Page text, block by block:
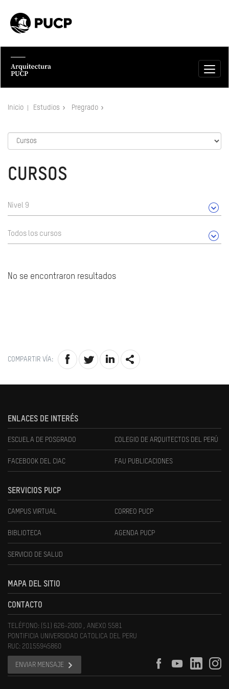
Inicio Estudios Pregrado
CURSOS
Nivel 9
Todos los cursos
No se encontraron resultados
COMPARTIR VÍA:
ENLACES DE INTERÉS
ESCUELA DE POSGRADO COLEGIO DE ARQUITECTOS DEL PERÚ
FACEBOOK DEL CIAC FAU PUBLICACIONES
SERVICIOS PUCP
CAMPUS VIRTUAL CORREO PUCP
BIBLIOTECA AGENDA PUCP
SERVICIO DE SALUD
MAPA DEL SITIO
CONTACTO
TELÉFONO: (51) 626-2000 , ANEXO 5581
PONTIFICIA UNIVERSIDAD CATOLICA DEL PERU
RUC: 20155945860
ENVIAR MENSAJE